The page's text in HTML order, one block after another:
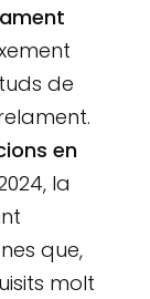
de
en
la
que,
molt